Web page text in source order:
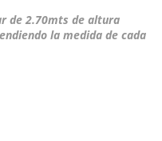
de 2.70mts de altura
la medida de cada